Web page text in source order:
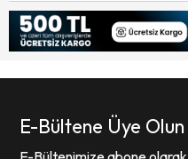
E-Bültene Üye Olun